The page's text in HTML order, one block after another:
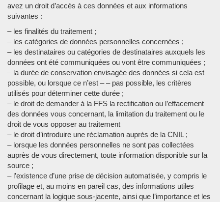
avez un droit d’accès à ces données et aux informations
suivantes :
– les finalités du traitement ;
– les catégories de données personnelles concernées ;
– les destinataires ou catégories de destinataires auxquels les
données ont été communiquées ou vont être communiquées ;
– la durée de conservation envisagée des données si cela est
possible, ou lorsque ce n’est – – pas possible, les critères
utilisés pour déterminer cette durée ;
– le droit de demander à la FFS la rectification ou l’effacement
des données vous concernant, la limitation du traitement ou le
droit de vous opposer au traitement
– le droit d’introduire une réclamation auprès de la CNIL ;
– lorsque les données personnelles ne sont pas collectées
auprès de vous directement, toute information disponible sur la
source ;
– l’existence d’une prise de décision automatisée, y compris le
profilage et, au moins en pareil cas, des informations utiles
concernant la logique sous-jacente, ainsi que l’importance et les